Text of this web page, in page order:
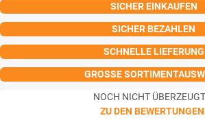
SICHER EINKAUFEN
SICHER BEZAHLEN
SCHNELLE LIEFERUNG
GROSSE
NOCH NICHT
ZU DEN